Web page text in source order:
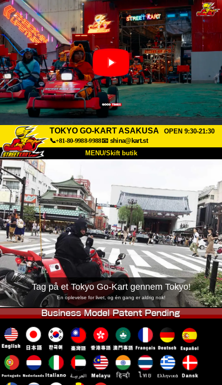
TOKYO GO-KART ASAKUSA
OPEN 9:30-21:30
📞+81-80-9988-9988📧 shina@kart.st
MENU/Skift butik
Om Specifikationer Pris
Adgang Stemme FAQ
Virksomhed Booking
Skift butik
Tokyo Shinagawa Tokyo Akihabara#1
Tokyo Akihabara#2 Tokyo Shibuya
Tokyo Shibuya Annex Tokyo Bay
Tokyo Asakusa Osaka
Tag på et Tokyo Go-Kart gennem Tokyo!
En oplevelse for livet, og én gang er aldrig nok!